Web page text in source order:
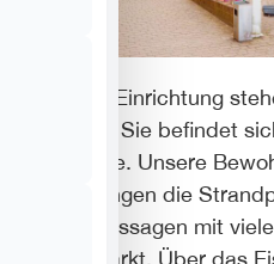
In unserer Einrichtung
Verfügung. Sie befindet
Strandnähe. Unsere
Spaziergängen die
Einkaufspassagen mit